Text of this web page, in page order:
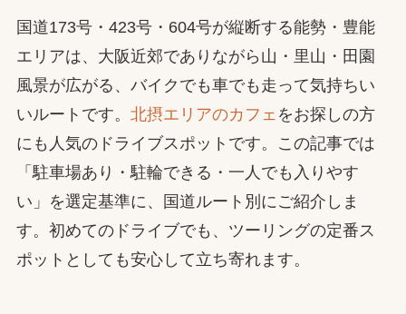
国道173号・423号・604号が縦断する能勢・豊能
エリアは、大阪近郊でありながら山・里山・田園
風景が広がる、バイクでも車でも走って気持ちい
いルートです。 北摂エリアのカフェ をお探しの方
にも人気のドライブスポットです。この記事では
「駐車場あり・駐輪できる・一人でも入りやす
い」を選定基準に、国道ルート別にご紹介しま
す。初めてのドライブでも、ツーリングの定番ス
ポットとしても安心して立ち寄れます。